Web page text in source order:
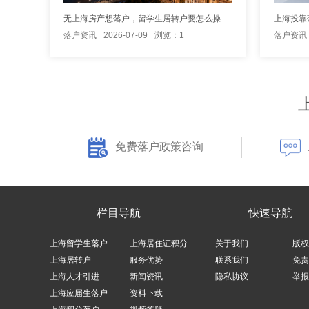
落户资讯
2026-07-09 浏览：1
上海投
落户资讯
免费落户政策咨询
栏目导航
上海留学生落户
上海居转户
上海人才引进
上海应届生落户
上海居住证积分
服务优势
新闻资讯
资料下载
快速导航
关于我们
联系我们
隐私协议
版
免
举